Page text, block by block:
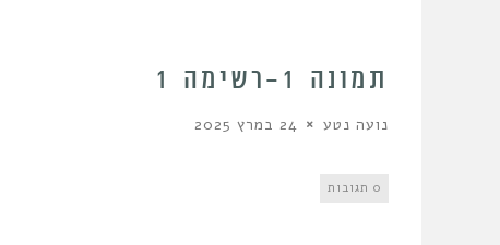
תמונה 1-רשימה 1
נועה נטע 24 במרץ 2025
0 תגובות